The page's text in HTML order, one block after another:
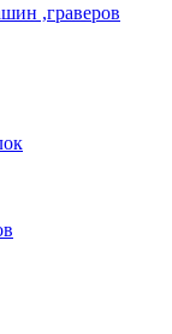
,граверов